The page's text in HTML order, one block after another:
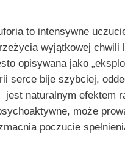
to intensywne
wyjątkowej chwili
opisywana jako
serce bije szybciej,
jest naturalnym efektem
może
poczucie